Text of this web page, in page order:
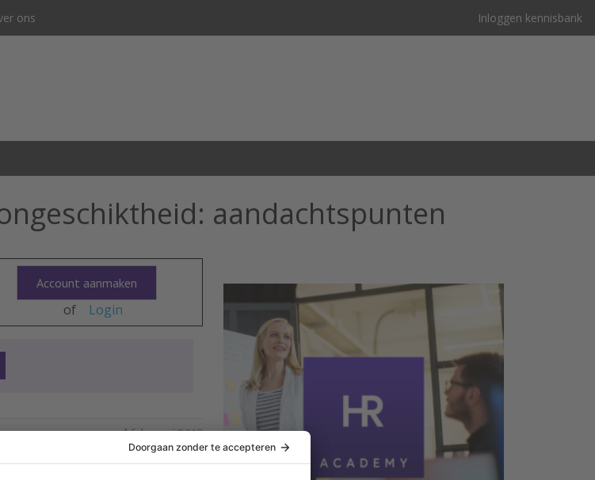
ons Inloggen kennisbank
aandachtspunten
Account aanmaken
of Login
4 februari 2013